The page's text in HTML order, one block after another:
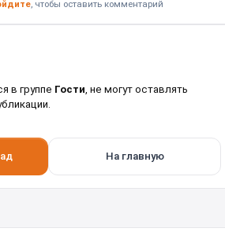
, чтобы оставить комментарий
в группе Гости, не могут оставлять
На главную